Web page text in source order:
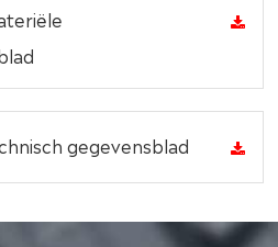
gegevensblad